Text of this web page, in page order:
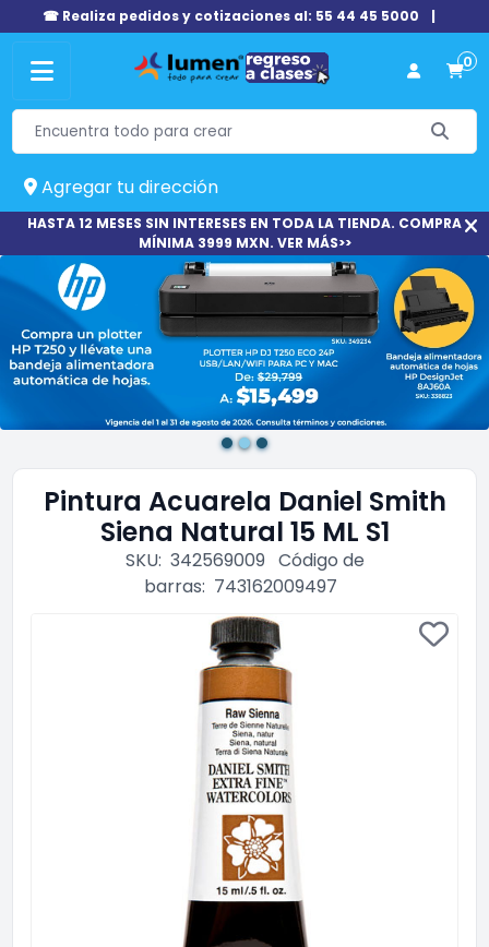
☎ Realiza pedidos y cotizaciones al: 55 44 45 5000 |
0
Agregar tu dirección
HASTA 12 MESES SIN INTERESES EN TODA LA TIENDA. COMPRA
MÍNIMA 3999 MXN. VER MÁS>>
Pintura Acuarela Daniel Smith
Siena Natural 15 ML S1
SKU: 342569009 Código de
barras: 743162009497